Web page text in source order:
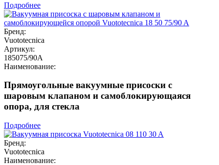
Подробнее
Бренд:
Vuototecnica
Артикул:
185075/90A
Наименование:
Прямоугольные вакуумные присоски с
шаровым клапаном и самоблокирующаяся
опора, для стекла
Подробнее
Бренд:
Vuototecnica
Наименование: